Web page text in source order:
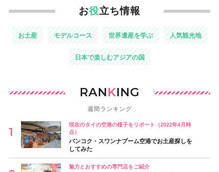
お役立ち情報
お土産 モデルコース 世界遺産を学ぶ 人気観光地
日本で楽しむアジアの国
RANKING
週間ランキング
現在のタイの空港の様子をリポート（2022年4月時
点）
バンコク・スワンナプーム空港でお土産探しを
してみた
魅力とおすすめの専門店をご紹介